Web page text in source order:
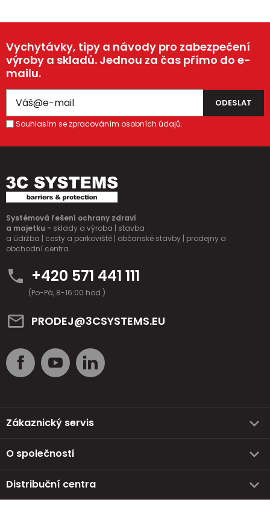
Vychytávky, tipy a návody pro zabezpečení
výroby a skladů. Jednou za čas přímo do e-
mailu.
Souhlasím se zpracováním osobních údajů.
Systémová řešení ochrany zdraví
a majetku - sklady a výroba | stavba
a údržba | cesty a parkoviště | občanské stavby | prodejny a
obchodní centra.
+420 571 441 111
(Po-Pá, 8-16:00 hod.)
PRODEJ@3CSYSTEMS.EU
Zákaznický servis
O společnosti
Distribuční centra